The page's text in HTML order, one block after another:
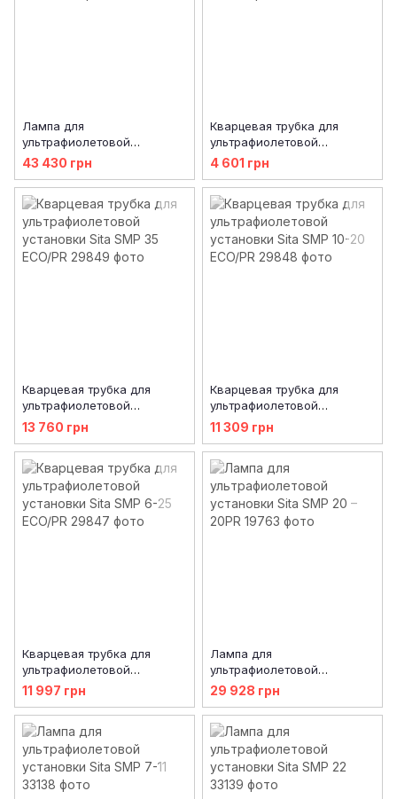
Лампа для
ультрафиолетовой
установки Sita SMP 25-35
43 430 грн
Кварцевая трубка для
ультрафиолетовой
установки Sita SMP 3
4 601 грн
Кварцевая трубка для
ультрафиолетовой
установки Sita SMP 35
13 760 грн
Кварцевая трубка для
ультрафиолетовой
установки Sita SMP 10-20
11 309 грн
Кварцевая трубка для
ультрафиолетовой
установки Sita SMP 6-25
11 997 грн
Лампа для
ультрафиолетовой
установки Sita SMP 20 –
29 928 грн